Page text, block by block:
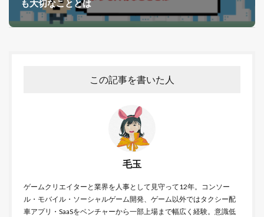
も大切なこととは
この記事を書いた人
毛玉
ゲームクリエイターと業界を人事として見守って12年。コンソー
ル・モバイル・ソーシャルゲーム開発、ゲーム以外ではタクシー配
車アプリ・SaaSをベンチャーから一部上場まで幅広く経験。意識低